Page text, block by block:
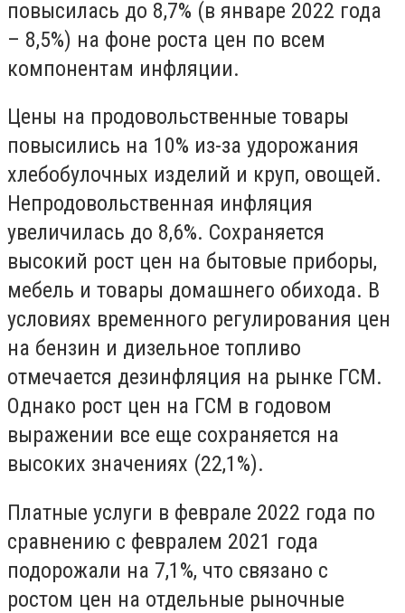
повысилась до 8,7% (в январе 2022 года
– 8,5%) на фоне роста цен по всем
компонентам инфляции.
Цены на продовольственные товары
повысились на 10% из-за удорожания
хлебобулочных изделий и круп, овощей.
Непродовольственная инфляция
увеличилась до 8,6%. Сохраняется
высокий рост цен на бытовые приборы,
мебель и товары домашнего обихода. В
условиях временного регулирования цен
на бензин и дизельное топливо
отмечается дезинфляция на рынке ГСМ.
Однако рост цен на ГСМ в годовом
выражении все еще сохраняется на
высоких значениях (22,1%).
Платные услуги в феврале 2022 года по
сравнению с февралем 2021 года
подорожали на 7,1%, что связано с
ростом цен на отдельные рыночные